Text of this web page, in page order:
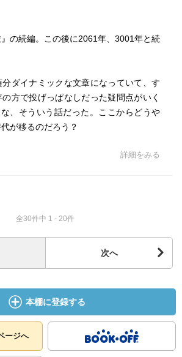
』の続編。この後に2061年、3001年と続
ダイナミックな文章になっていて、す
方で投げっぱなしだった疑問点がいく
、そういう話だった。ここからどうや
が移るのだろう？
詳細をみる
全30件中 1 - 20件
次へ
本棚に登録する
ージへ